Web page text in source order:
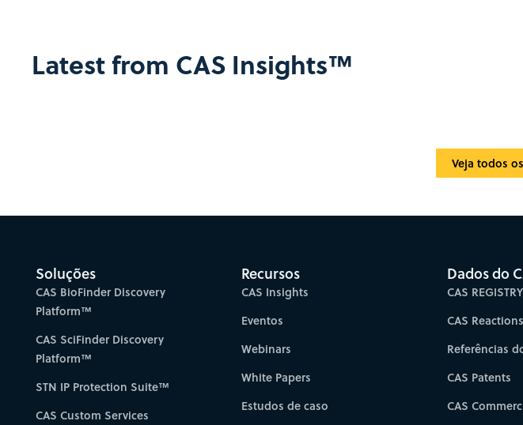
Latest from CAS Insights™
Veja todos
Soluções
CAS BioFinder Discovery
Platform™
CAS SciFinder Discovery
Platform™
STN IP Protection Suite™
CAS Custom Services
Recursos
CAS Insights
Eventos
Webinars
White Papers
Estudos de caso
Dados do
CAS
CAS Reactions
Referências
CAS Patents
CAS